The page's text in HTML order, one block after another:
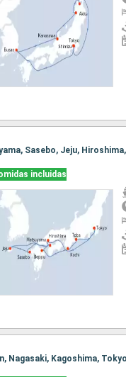
Sasebo, Jeju,
incluidas
Nagasaki, Kagoshima, Tokyo